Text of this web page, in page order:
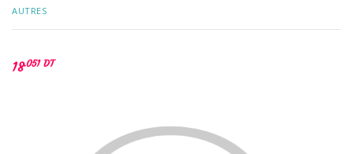
AUTRES
18.051 DT